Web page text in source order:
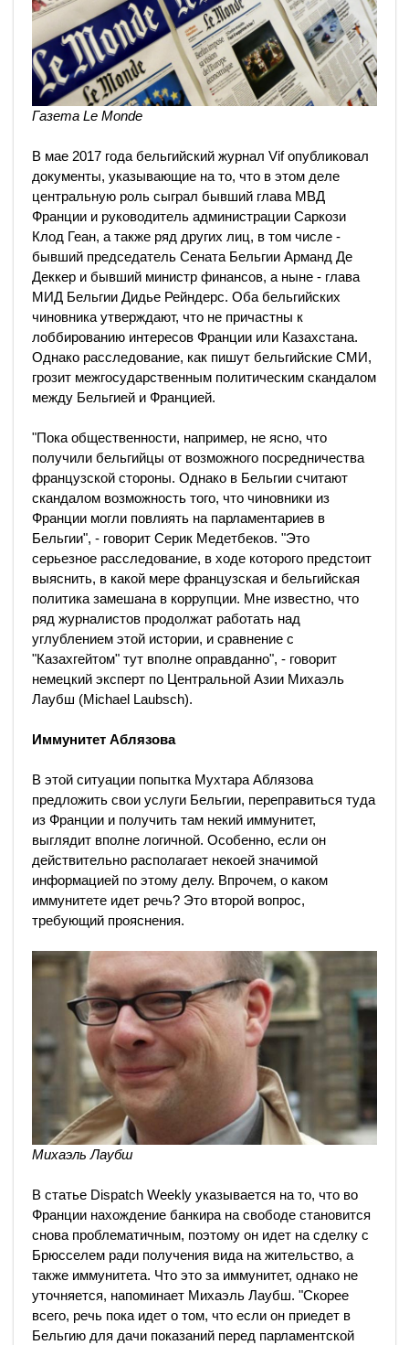
Газета Le Monde
В мае 2017 года бельгийский журнал Vif опубликовал
документы, указывающие на то, что в этом деле
центральную роль сыграл бывший глава МВД
Франции и руководитель администрации Саркози
Клод Геан, а также ряд других лиц, в том числе -
бывший председатель Сената Бельгии Арманд Де
Деккер и бывший министр финансов, а ныне - глава
МИД Бельгии Дидье Рейндерс. Оба бельгийских
чиновника утверждают, что не причастны к
лоббированию интересов Франции или Казахстана.
Однако расследование, как пишут бельгийские СМИ,
грозит межгосударственным политическим скандалом
между Бельгией и Францией.
"Пока общественности, например, не ясно, что
получили бельгийцы от возможного посредничества
французской стороны. Однако в Бельгии считают
скандалом возможность того, что чиновники из
Франции могли повлиять на парламентариев в
Бельгии", - говорит Серик Медетбеков. "Это
серьезное расследование, в ходе которого предстоит
выяснить, в какой мере французская и бельгийская
политика замешана в коррупции. Мне известно, что
ряд журналистов продолжат работать над
углублением этой истории, и сравнение с
"Казахгейтом" тут вполне оправданно", - говорит
немецкий эксперт по Центральной Азии Михаэль
Лаубш (Michael Laubsch).
Иммунитет Аблязова
В этой ситуации попытка Мухтара Аблязова
предложить свои услуги Бельгии, переправиться туда
из Франции и получить там некий иммунитет,
выглядит вполне логичной. Особенно, если он
действительно располагает некоей значимой
информацией по этому делу. Впрочем, о каком
иммунитете идет речь? Это второй вопрос,
требующий прояснения.
Михаэль Лаубш
В статье Dispatch Weekly указывается на то, что во
Франции нахождение банкира на свободе становится
снова проблематичным, поэтому он идет на сделку с
Брюсселем ради получения вида на жительство, а
также иммунитета. Что это за иммунитет, однако не
уточняется, напоминает Михаэль Лаубш. "Скорее
всего, речь пока идет о том, что если он приедет в
Бельгию для дачи показаний перед парламентской